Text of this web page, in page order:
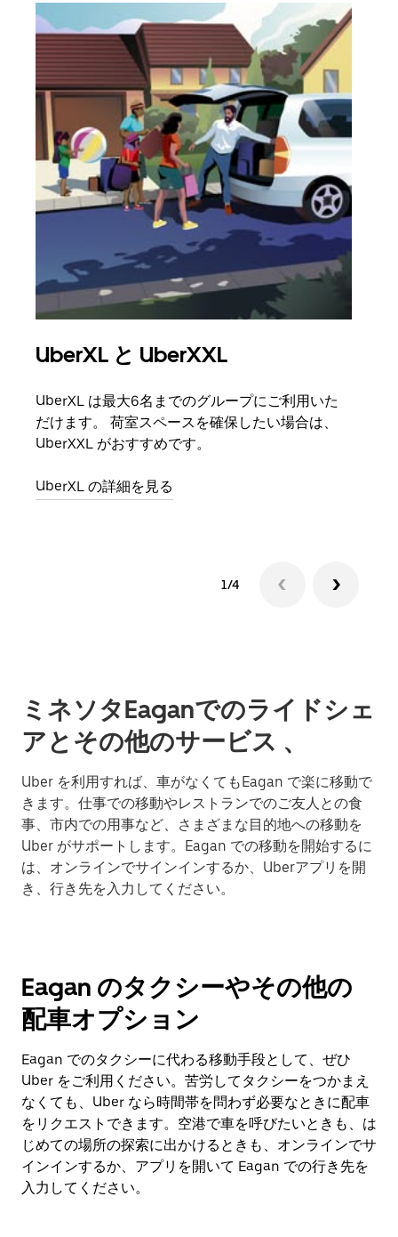
UberXL と UberXXL
UberXL は最大6名までのグループにご利用いた
だけます。 荷室スペースを確保したい場合は、
UberXXL がおすすめです。
UberXL の詳細を見る
1/4
ミネソタEaganでのライドシェ
アとその他のサービス 、
Uber を利用すれば、車がなくてもEagan で楽に移動で
きます。仕事での移動やレストランでのご友人との食
事、市内での用事など、さまざまな目的地への移動を
Uber がサポートします。Eagan での移動を開始するに
は、オンラインでサインインするか、Uberアプリを開
き、行き先を入力してください。
Eagan のタクシーやその他の
配車オプション
Eagan でのタクシーに代わる移動手段として、ぜひ
Uber をご利用ください。苦労してタクシーをつかまえ
なくても、Uber なら時間帯を問わず必要なときに配車
をリクエストできます。空港で車を呼びたいときも、は
じめての場所の探索に出かけるときも、オンラインでサ
インインするか、アプリを開いて Eagan での行き先を
入力してください。